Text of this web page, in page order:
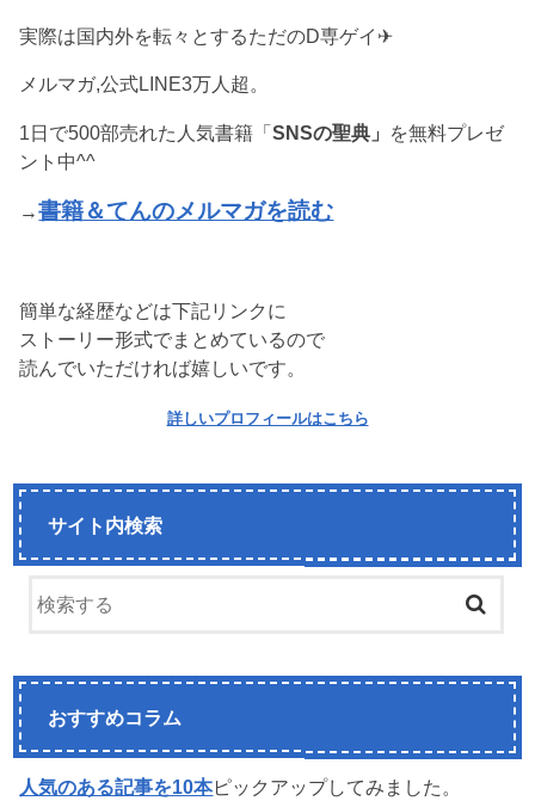
実際は国内外を転々とするただのD専ゲイ✈︎
メルマガ,公式LINE3万人超。
1日で500部売れた人気書籍「SNSの聖典」 を無料プレゼ
ント中^^
→書籍＆てんのメルマガを読む
簡単な経歴などは下記リンクに
ストーリー形式でまとめているので
読んでいただければ嬉しいです。
詳しいプロフィールはこちら
サイト内検索
おすすめコラム
人気のある記事を10本ピックアップしてみました。